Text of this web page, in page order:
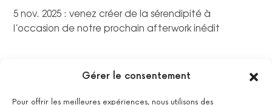
Gérer le consentement
Pour offrir les meilleures expériences, nous utilisons des
5 nov. 2025 : venez créer de la sérendipité à
l’occasion de notre prochain afterwork inédit